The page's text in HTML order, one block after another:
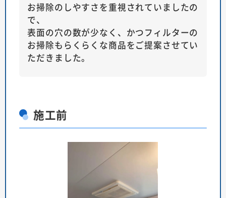
お掃除のしやすさを重視されていましたの
で、
表面の穴の数が少なく、かつフィルターの
お掃除もらくらくな商品をご提案させてい
ただきました。
施工前